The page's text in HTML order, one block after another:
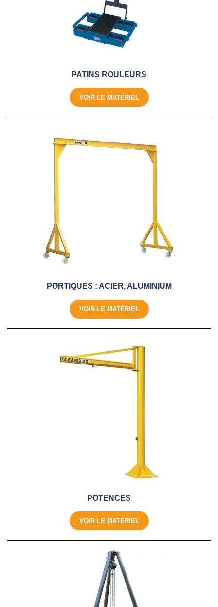
PATINS ROULEURS
VOIR LE MATÉRIEL
PORTIQUES : ACIER, ALUMINIUM
VOIR LE MATÉRIEL
POTENCES
VOIR LE MATÉRIEL